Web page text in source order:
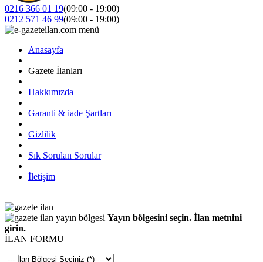
0216 366 01 19(09:00 - 19:00)
0212 571 46 99(09:00 - 19:00)
Anasayfa
|
Gazete İlanları
|
Hakkımızda
|
Garanti & iade Şartları
|
Gizlilik
|
Sık Sorulan Sorular
|
İletişim
Yayın bölgesini seçin. İlan metnini
girin.
İLAN FORMU